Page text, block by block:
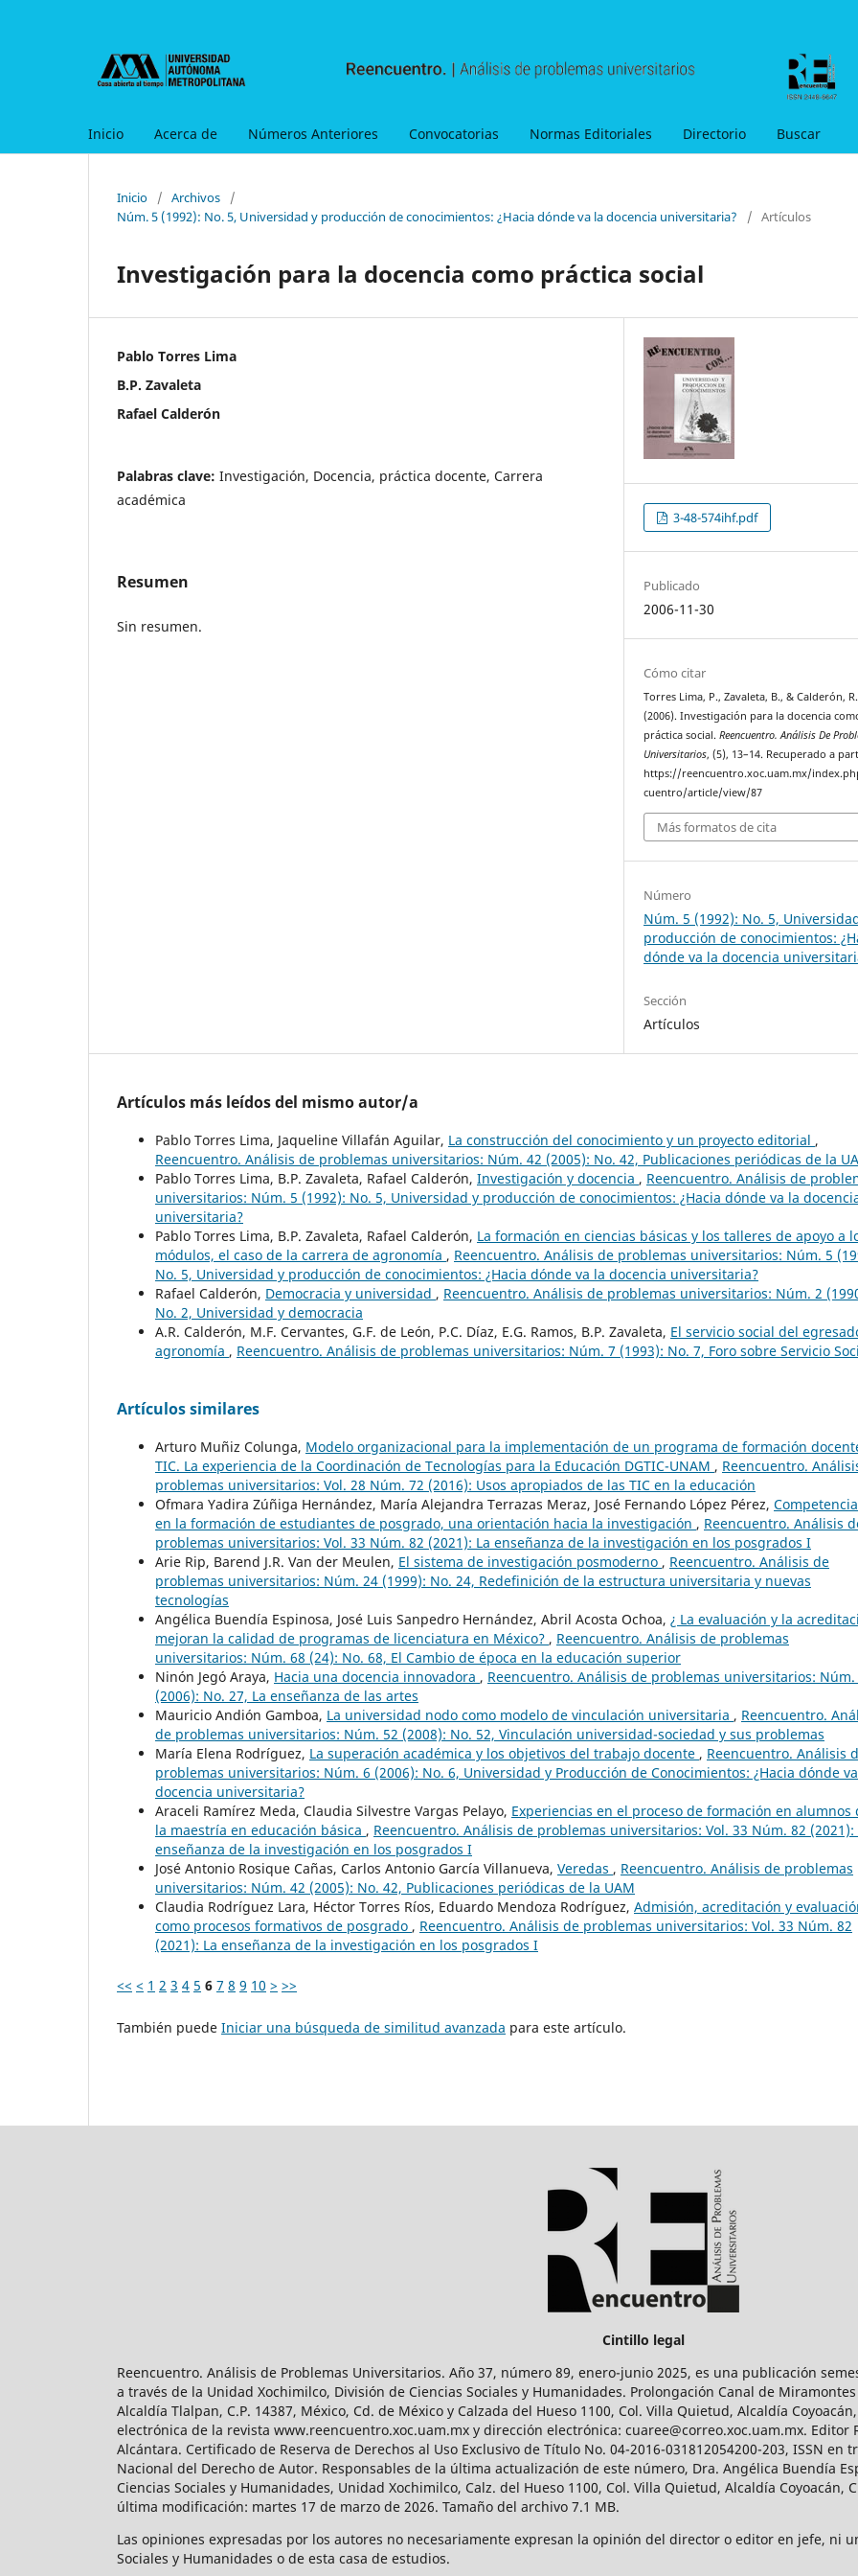
Inicio Acerca de Números Anteriores Convocatorias Normas Editoriales Directorio Buscar
Inicio / Archivos
/
Núm. 5 (1992): No. 5, Universidad y producción de conocimientos: ¿Hacia dónde va la docencia universitaria?
/ Artículos
Investigación para la docencia como práctica social
Pablo Torres Lima
B.P. Zavaleta
Rafael Calderón
Palabras clave: Investigación, Docencia, práctica docente, Carrera
académica
Resumen
Sin resumen.
3-48-574ihf.pdf
Publicado
2006-11-30
Cómo citar
Torres Lima, P., Zavaleta, B., & Calderón, R.
(2006). Investigación para la docencia
práctica social.Reencuentro. Análisis De
Universitarios, (5), 13–14. Recuperado a
https://reencuentro.xoc.uam.mx/
cuentro/article/view/87
Más formatos de cita
Número
Núm. 5 (1992): No. 5,
producción de conocimientos:
dónde va la docencia
Sección
Artículos
Artículos más leídos del mismo autor/a
Pablo Torres Lima, Jaqueline Villafán Aguilar, La construcción del conocimiento y un proyecto editorial ,
Reencuentro. Análisis de problemas universitarios: Núm. 42 (2005): No. 42, Publicaciones periódicas de la
Pablo Torres Lima, B.P. Zavaleta, Rafael Calderón, Investigación y docencia , Reencuentro. Análisis de
universitarios: Núm. 5 (1992): No. 5, Universidad y producción de conocimientos: ¿Hacia dónde va la
universitaria?
Pablo Torres Lima, B.P. Zavaleta, Rafael Calderón, La formación en ciencias básicas y los talleres de apoyo a
módulos, el caso de la carrera de agronomía , Reencuentro. Análisis de problemas universitarios: Núm. 5
No. 5, Universidad y producción de conocimientos: ¿Hacia dónde va la docencia universitaria?
Rafael Calderón, Democracia y universidad , Reencuentro. Análisis de problemas universitarios: Núm. 2
No. 2, Universidad y democracia
A.R. Calderón, M.F. Cervantes, G.F. de León, P.C. Díaz, E.G. Ramos, B.P. Zavaleta, El servicio social del
agronomía , Reencuentro. Análisis de problemas universitarios: Núm. 7 (1993): No. 7, Foro sobre Servicio
Artículos similares
Arturo Muñiz Colunga, Modelo organizacional para la implementación de un programa de formación
TIC. La experiencia de la Coordinación de Tecnologías para la Educación DGTIC-UNAM , Reencuentro.
problemas universitarios: Vol. 28 Núm. 72 (2016): Usos apropiados de las TIC en la educación
Ofmara Yadira Zúñiga Hernández, María Alejandra Terrazas Meraz, José Fernando López Pérez,
en la formación de estudiantes de posgrado, una orientación hacia la investigación , Reencuentro. Análisis
problemas universitarios: Vol. 33 Núm. 82 (2021): La enseñanza de la investigación en los posgrados I
Arie Rip, Barend J.R. Van der Meulen, El sistema de investigación posmoderno , Reencuentro. Análisis de
problemas universitarios: Núm. 24 (1999): No. 24, Redefinición de la estructura universitaria y nuevas
tecnologías
Angélica Buendía Espinosa, José Luis Sanpedro Hernández, Abril Acosta Ochoa, ¿ La evaluación y la
mejoran la calidad de programas de licenciatura en México? , Reencuentro. Análisis de problemas
universitarios: Núm. 68 (24): No. 68, El Cambio de época en la educación superior
Ninón Jegó Araya, Hacia una docencia innovadora , Reencuentro. Análisis de problemas universitarios: Núm.
(2006): No. 27, La enseñanza de las artes
Mauricio Andión Gamboa, La universidad nodo como modelo de vinculación universitaria , Reencuentro.
de problemas universitarios: Núm. 52 (2008): No. 52, Vinculación universidad-sociedad y sus problemas
María Elena Rodríguez, La superación académica y los objetivos del trabajo docente , Reencuentro. Análisis
problemas universitarios: Núm. 6 (2006): No. 6, Universidad y Producción de Conocimientos: ¿Hacia dónde
docencia universitaria?
Araceli Ramírez Meda, Claudia Silvestre Vargas Pelayo, Experiencias en el proceso de formación en alumnos
la maestría en educación básica , Reencuentro. Análisis de problemas universitarios: Vol. 33 Núm. 82 (2021):
enseñanza de la investigación en los posgrados I
José Antonio Rosique Cañas, Carlos Antonio García Villanueva, Veredas , Reencuentro. Análisis de problemas
universitarios: Núm. 42 (2005): No. 42, Publicaciones periódicas de la UAM
Claudia Rodríguez Lara, Héctor Torres Ríos, Eduardo Mendoza Rodríguez, Admisión, acreditación y
como procesos formativos de posgrado , Reencuentro. Análisis de problemas universitarios: Vol. 33 Núm. 82
(2021): La enseñanza de la investigación en los posgrados I
<< < 1 2 3 4 5 6 7 8 9 10 > >>
También puede Iniciar una búsqueda de similitud avanzada para este artículo.
Cintillo legal
Reencuentro. Análisis de Problemas Universitarios. Año 37, número 89, enero-junio 2025, es una publicación
a través de la Unidad Xochimilco, División de Ciencias Sociales y Humanidades. Prolongación Canal de Miramontes
Alcaldía Tlalpan, C.P. 14387, México, Cd. de México y Calzada del Hueso 1100, Col. Villa Quietud, Alcaldía
electrónica de la revista www.reencuentro.xoc.uam.mx y dirección electrónica: cuaree@correo.xoc.uam.mx. Editor
Alcántara. Certificado de Reserva de Derechos al Uso Exclusivo de Título No. 04-2016-031812054200-203, ISSN
Nacional del Derecho de Autor. Responsables de la última actualización de este número, Dra. Angélica Buendía
Ciencias Sociales y Humanidades, Unidad Xochimilco, Calz. del Hueso 1100, Col. Villa Quietud, Alcaldía Coyoacán,
última modificación: martes 17 de marzo de 2026. Tamaño del archivo 7.1 MB.
Las opiniones expresadas por los autores no necesariamente expresan la opinión del director o editor en jefe, ni
Sociales y Humanidades o de esta casa de estudios.